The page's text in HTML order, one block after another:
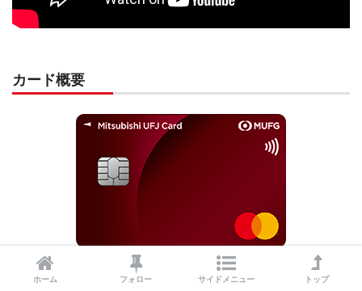
カード概要
年会費 初年度無料 1,375円（税込）
ホーム フォロー サイドメニュー トップ